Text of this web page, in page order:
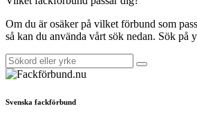
Om du är osäker på vilket förbund som
så kan du använda vårt sök nedan. Sök på
Svenska fackförbund